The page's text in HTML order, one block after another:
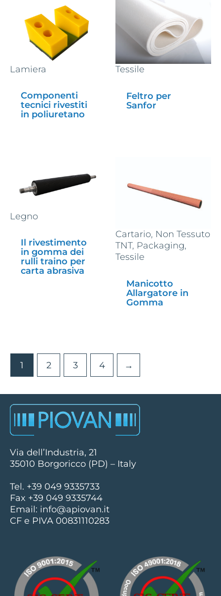
Lamiera
Componenti
tecnici rivestiti
in poliuretano
Tessile
Feltro per
Sanfor
Legno
Il rivestimento
in gomma dei
rulli traino per
carta abrasiva
Cartario, Non Tessuto
TNT, Packaging,
Tessile
Manicotto
Allargatore in
Gomma
1 2 3 4 →
Via dell’Industria, 21
35010 Borgoricco (PD) – Italy
Tel. +39 049 9335733
Fax +39 049 9335744
Email: info@apiovan.it
CF e PIVA 00831110283